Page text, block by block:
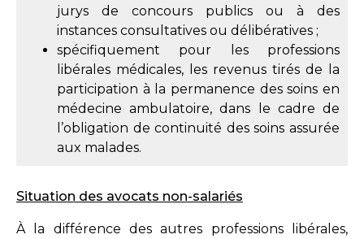
jurys de concours publics ou à des
instances consultatives ou délibératives ;
spécifiquement pour les professions
libérales médicales, les revenus tirés de la
participation à la permanence des soins en
médecine ambulatoire, dans le cadre de
l’obligation de continuité des soins assurée
aux malades.
Situation des avocats non-salariés
À la différence des autres professions libérales,